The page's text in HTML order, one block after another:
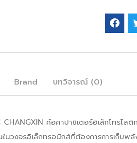
Brand บทวิจารณ์ (0)
CHANGXIN คือคาปาซิเตอร์อิเล็กโทร
นในวงจรอิเล็กทรอนิกส์ที่ต้องการการเก็